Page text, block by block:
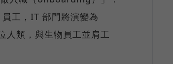
工，IT 部門將演變為
人類，與生物員工並肩工